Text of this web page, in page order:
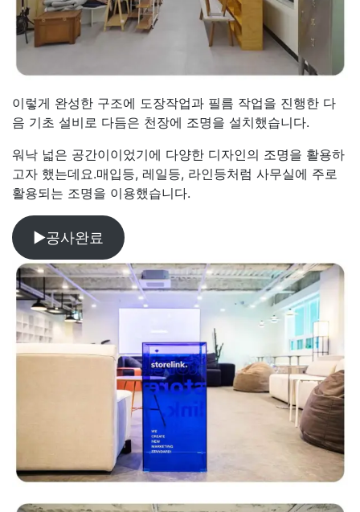
이렇게 완성한 구조에 도장작업과 필름 작업을 진행한 다
음 기초 설비로 다듬은 천장에 조명을 설치했습니다.
워낙 넓은 공간이이었기에 다양한 디자인의 조명을 활용하
고자 했는데요.매입등, 레일등, 라인등처럼 사무실에 주로
활용되는 조명을 이용했습니다.
▶공사완료